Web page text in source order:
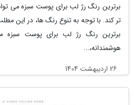
برترین رنگ رژ لب برای پوست سبزه می
تر کند. با توجه به تنوع رنگ ها، در این
برترین رنگ رژ لب برای پوست سبزه می
هوشمندانه،...
26 اردیبهشت 1404